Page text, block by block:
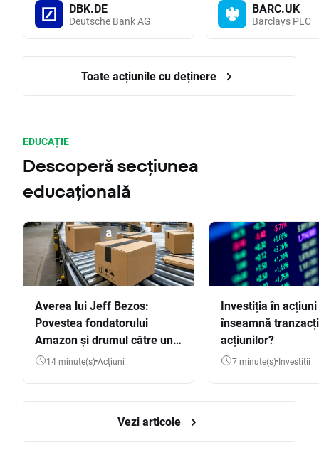
DBK.DE
Deutsche Bank AG
BARC.UK
Barclays PLC
Toate acțiunile cu deținere
EDUCAȚIE
Descoperă secțiunea
educațională
Averea lui Jeff Bezos:
Povestea fondatorului
Amazon și drumul către una
dintre cele mai mari averi
14 minute(s) Acțiuni
Investiția în
înseamnă
acțiunilor?
7 minute(s) Investiții
Vezi articole